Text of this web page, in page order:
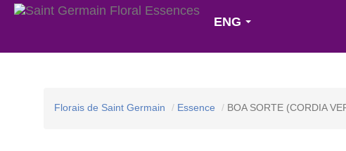
ENG
Florais de Saint Germain Essence BOA SORTE (CORDIA